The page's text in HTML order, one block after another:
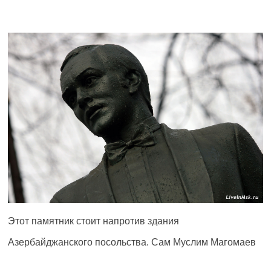
Этот памятник стоит напротив здания
Азербайджанского посольства. Сам Муслим Магомаев